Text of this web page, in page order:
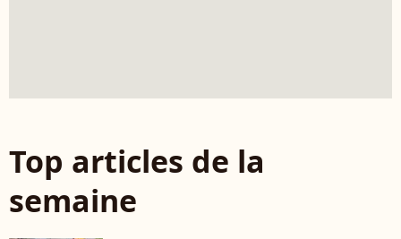
Top articles de la
semaine